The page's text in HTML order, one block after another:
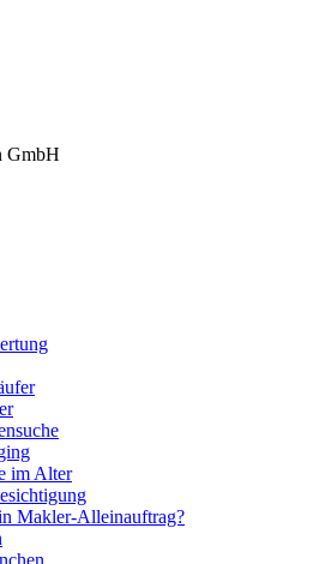
GmbH
im Alter
Makler-Alleinauftrag?